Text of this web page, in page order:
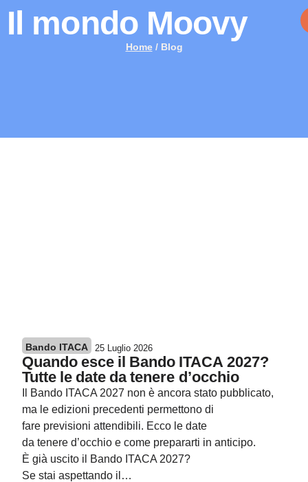
Il mondo Moovy
Home/ Blog
Bando ITACA 25 Luglio 2026
Quando esce il Bando ITACA 2027?
Tutte le date da tenere d’occhio
Il Bando ITACA 2027 non è ancora stato pubblicato,
ma le edizioni precedenti permettono di
fare previsioni attendibili. Ecco le date
da tenere d’occhio e come prepararti in anticipo.
È già uscito il Bando ITACA 2027?
Se stai aspettando il…